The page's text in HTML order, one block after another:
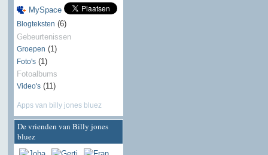
MySpace
Blogteksten (6)
Gebeurtenissen
Groepen (1)
Foto's(1)
Fotoalbums
Video's(11)
Apps van billy jones bluez
De vrienden van Billy jones
bluez